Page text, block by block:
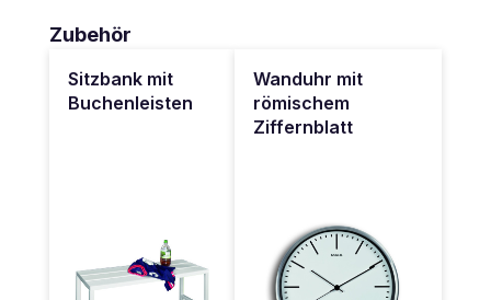
Produktgalerie überspringen
Zubehör
Sitzbank mit
Buchenleisten
Wanduhr mit
römischem
Ziffernblatt